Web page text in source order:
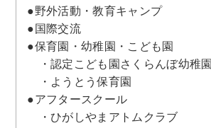
●野外活動・教育キャンプ
●国際交流
●保育園・幼稚園・こども園
・認定こども園さくらんぼ幼稚園
・ようとう保育園
●アフタースクール
・ひがしやまアトムクラブ